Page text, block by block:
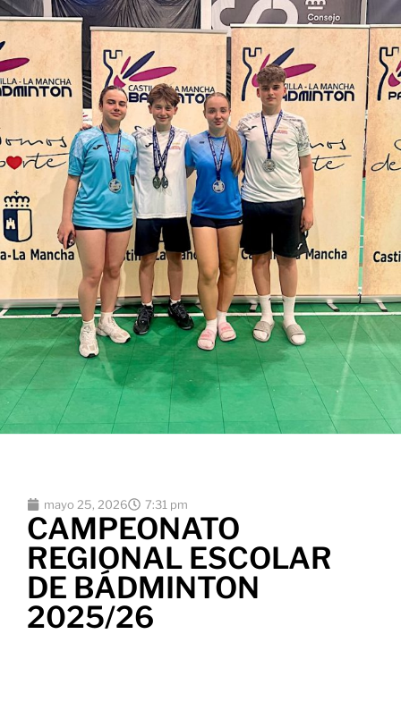
mayo 25, 2026 7:31 pm
CAMPEONATO
REGIONAL ESCOLAR
DE BÁDMINTON
2025/26